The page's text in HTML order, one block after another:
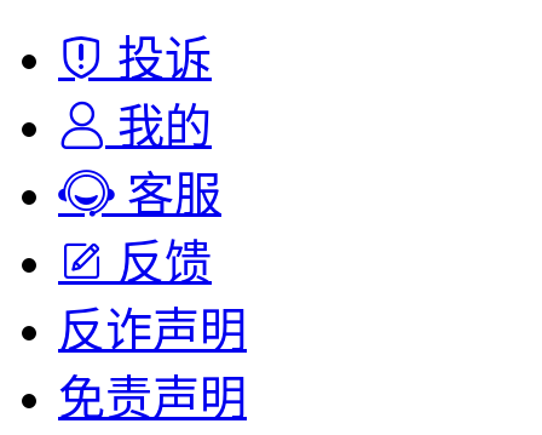
投诉
我的
客服
反馈
反诈声明
免责声明